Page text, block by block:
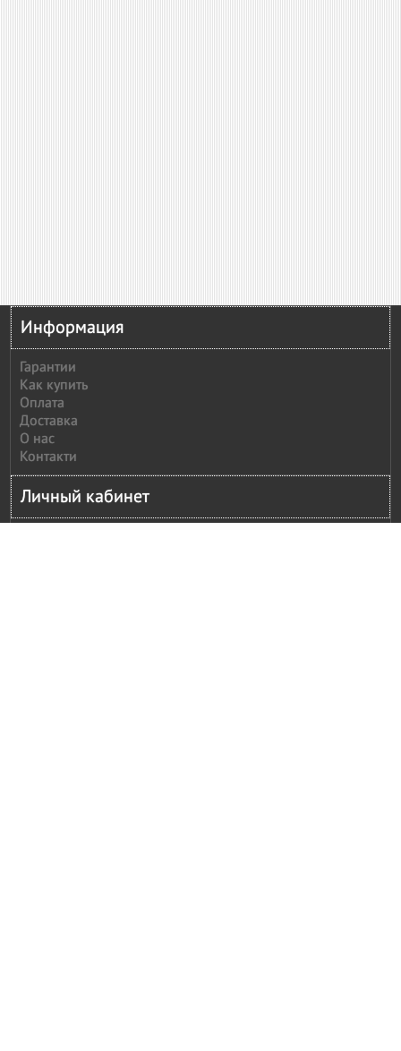
Информация
Гарантии
Как купить
Оплата
Доставка
О нас
Контакти
Личный кабинет